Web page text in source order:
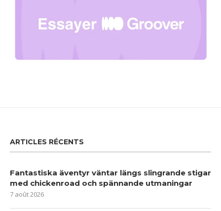
ARTICLES RÉCENTS
Fantastiska äventyr väntar längs slingrande stigar
med chickenroad och spännande utmaningar
7 août 2026